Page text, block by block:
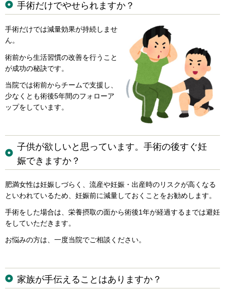
手術だけでやせられますか？
手術だけでは減量効果が持続しませ
ん。
術前から生活習慣の改善を行うこと
が成功の秘訣です。
当院では術前からチームで支援し、
少なくとも術後5年間のフォローア
ップをしています。
子供が欲しいと思っています。手術の後すぐ妊
娠できますか？
肥満女性は妊娠しづらく、流産や妊娠・出産時のリスクが高くなる
といわれているため、妊娠前に減量しておくことをお勧めします。
手術をした場合は、栄養摂取の面から術後1年が経過するまでは避妊
をしていただきます。
お悩みの方は、一度当院でご相談ください。
家族が手伝えることはありますか？